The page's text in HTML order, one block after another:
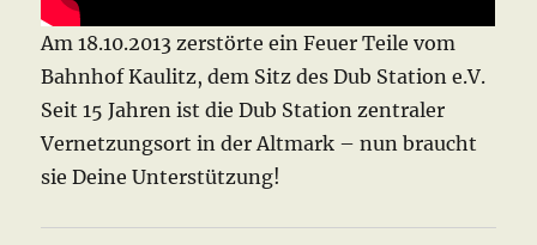
Am 18.10.2013 zerstörte ein Feuer Teile vom
Bahnhof Kaulitz, dem Sitz des Dub Station e.V.
Seit 15 Jahren ist die Dub Station zentraler
Vernetzungsort in der Altmark – nun braucht
sie Deine Unterstützung!